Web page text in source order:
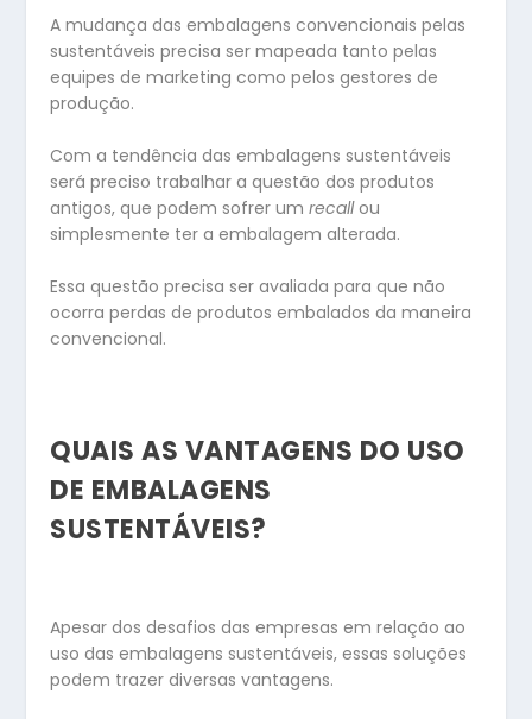
A mudança das embalagens convencionais pelas
sustentáveis precisa ser mapeada tanto pelas
equipes de marketing como pelos gestores de
produção.
Com a tendência das embalagens sustentáveis
será preciso trabalhar a questão dos produtos
antigos, que podem sofrer umrecallou
simplesmente ter a embalagem alterada.
Essa questão precisa ser avaliada para que não
ocorra perdas de produtos embalados da maneira
convencional.
QUAIS AS VANTAGENS DO USO
DE EMBALAGENS
SUSTENTÁVEIS?
Apesar dos desafios das empresas em relação ao
uso das embalagens sustentáveis, essas soluções
podem trazer diversas vantagens.